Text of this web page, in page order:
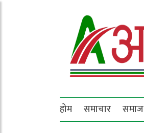
होम समाचार समाज